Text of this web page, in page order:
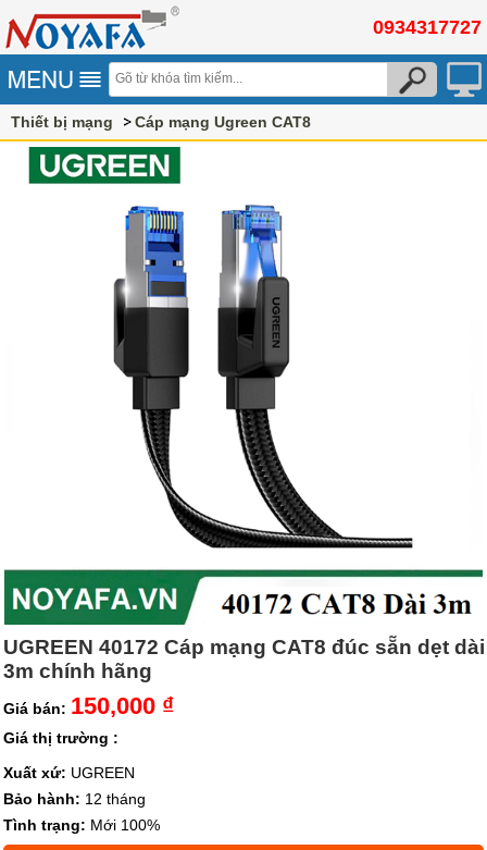
0934317727
Thiết bị mạng Cáp mạng Ugreen CAT8
UGREEN 40172 Cáp mạng CAT8 đúc sẵn dẹt dài
3m chính hãng
Giá bán: 150,000 ₫
Giá thị trường :
Xuất xứ: UGREEN
Bảo hành: 12 tháng
Tình trạng: Mới 100%